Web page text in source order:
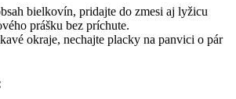
bielkovín, pridajte do zmesi aj lyžicu
prášku bez príchute.
okraje, nechajte placky na panvici o pár